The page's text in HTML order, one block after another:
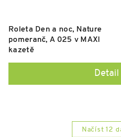
Roleta Den a noc, Nature
pomeranč, A 025 v MAXI
kazetě
Detail
Načíst 12